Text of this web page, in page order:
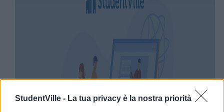
StudentVille - La tua privacy è la nostra priorità